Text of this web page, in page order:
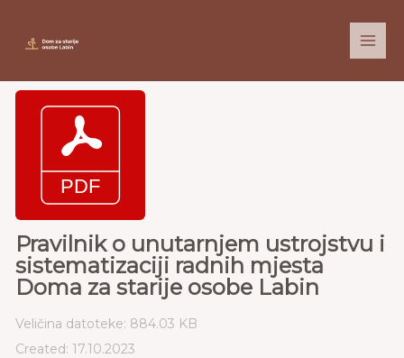
Pravilnik o unutarnjem ustrojstvu i
sistematizaciji radnih mjesta
Doma za starije osobe Labin
Veličina datoteke: 884.03 KB
Created: 17.10.2023